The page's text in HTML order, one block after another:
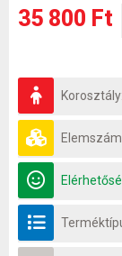
35 800 Ft
Korosztály: